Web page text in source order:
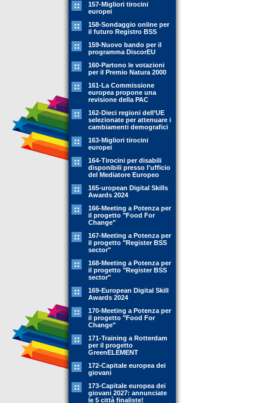
157-Migliori tirocini
europei
158-Sondaggio online per
il futuro Registro BSS
159-Nuovo bando per il
programma DiscorEU
160-Partono le votazioni
per il Premio Natura 2000
161-La Commissione
europea propone una
revisione della PAC
162-Dieci regioni dell’UE
selezionate per attenuare i
cambiamenti demografici
163-Migliori tirocini
europei
164-Tirocini per disabili
disponibili presso l'ufficio
del Mediatore Europeo
165-uropean Digital Skills
Awards 2024
166-Meeting a Potenza per
il progetto "Food For
Change"
167-Meeting a Potenza per
il progetto "Register BSS
sector"
168-Meeting a Potenza per
il progetto "Register BSS
sector"
169-European Digital Skill
Awards 2024
170-Meeting a Potenza per
il progetto "Food For
Change"
171-Training a Rotterdam
per il progetto
GreenELEMENT
172-Capitale europea dei
giovani
173-Capitale europea dei
giovani 2027: annunciate
le 5 città finaliste!